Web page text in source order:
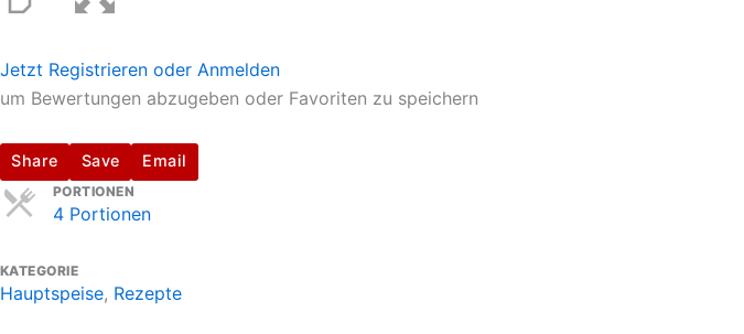
Jetzt Registrieren oder Anmelden
um Bewertungen abzugeben oder Favoriten zu speichern
Share Save Email
PORTIONEN
4 Portionen
KATEGORIE
Hauptspeise, Rezepte